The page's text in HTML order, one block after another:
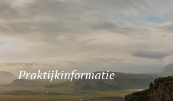
Praktijkinformatie